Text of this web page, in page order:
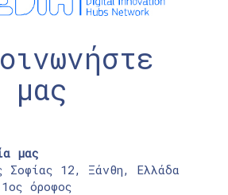
μας
μας
Σοφίας 12, Ξάνθη, Ελλάδα
όροφος